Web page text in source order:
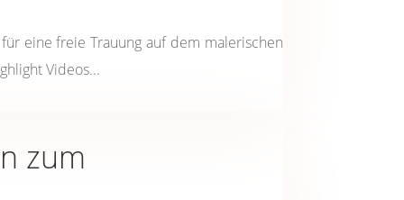
eine freie Trauung auf dem malerischen
Videos...
zum